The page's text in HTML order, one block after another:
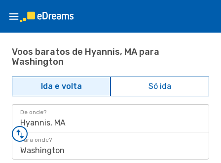
Voos baratos de Hyannis, MA para
Washington
Ida e volta Só ida
De onde?
Hyannis, MA
Para onde?
Washington